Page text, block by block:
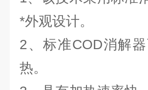
*外观设计。
2、标准COD消解
热。